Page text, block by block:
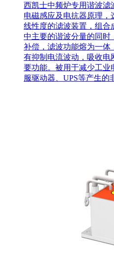
西凯士中频炉专用谐波滤
电磁感应及电抗器原理，
线性度的滤波装置，组合
中主要的谐波分量的同时
补偿，滤波功能熔为一体
有抑制电流波动，吸收电
要功能。被用于减少工业
服驱动器、UPS等产生的